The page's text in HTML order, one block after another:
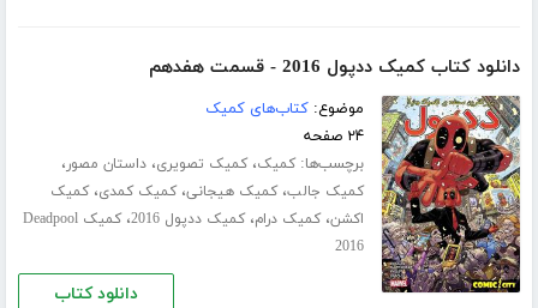
دانلود کتاب کمیک ددپول 2016 - قسمت هفدهم
موضوع:کتاب‌های کمیک
۲۴ صفحه
برچسب‌ها:کمیک،کمیک تصویری،داستان مصور،
کمیک جالب،کمیک هیجانی،کمیک کمدی،کمیک
اکشن،کمیک درام،کمیک ددپول 2016 ،
کمیک Deadpool
2016
دانلود کتاب